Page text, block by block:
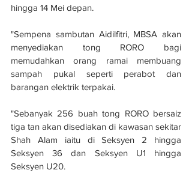
hingga 14 Mei depan.
"Sempena sambutan Aidilfitri, MBSA akan
menyediakan tong RORO bagi
memudahkan orang ramai membuang
sampah pukal seperti perabot dan
barangan elektrik terpakai.
"Sebanyak 256 buah tong RORO bersaiz
tiga tan akan disediakan di kawasan sekitar
Shah Alam iaitu di Seksyen 2 hingga
Seksyen 36 dan Seksyen U1 hingga
Seksyen U20.